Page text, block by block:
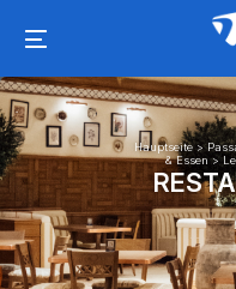
Hauptseite >
& Essen >